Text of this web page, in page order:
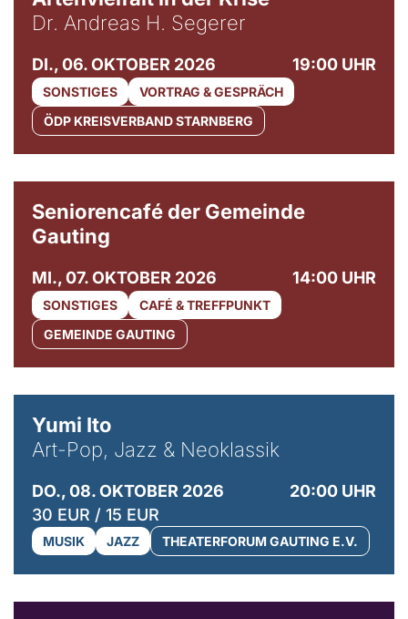
Dr. Andreas H. Segerer
DI., 06. OKTOBER 2026 19:00 UHR
SONSTIGES
VORTRAG & GESPRÄCH
ÖDP KREISVERBAND STARNBERG
Seniorencafé der Gemeinde
Gauting
MI., 07. OKTOBER 2026 14:00 UHR
SONSTIGES
CAFÉ & TREFFPUNKT
GEMEINDE GAUTING
Yumi Ito
Art-Pop, Jazz & Neoklassik
DO., 08. OKTOBER 2026
20:00 UHR
30 EUR / 15 EUR
MUSIK JAZZ THEATERFORUM GAUTING E.V.